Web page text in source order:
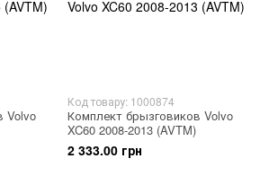
Volvo
Код товару: 1000874
Комплект брызговиков Volvo
XC60 2008-2013 (AVTM)
2 333.00 грн